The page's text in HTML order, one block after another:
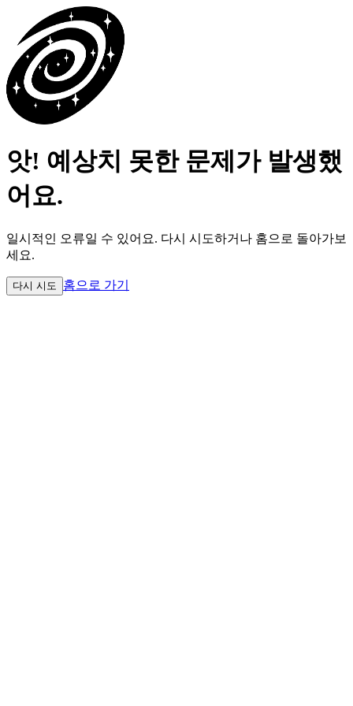
앗! 예상치 못한 문제가 발생했
어요.
일시적인 오류일 수 있어요. 다시 시도하거나 홈으로 돌아가보
세요.
다시 시도 홈으로 가기